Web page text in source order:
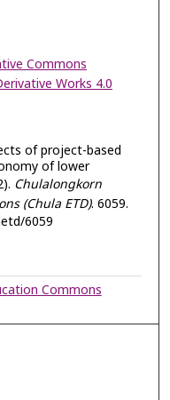
Commons
Works 4.0
of project-based
of lower
Chulalongkorn
(Chula ETD). 6059.
6059
Commons